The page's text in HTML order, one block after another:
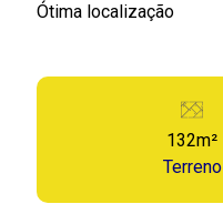
Ótima localização
132m²
Terreno